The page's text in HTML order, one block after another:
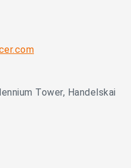
Tower, Handelskai